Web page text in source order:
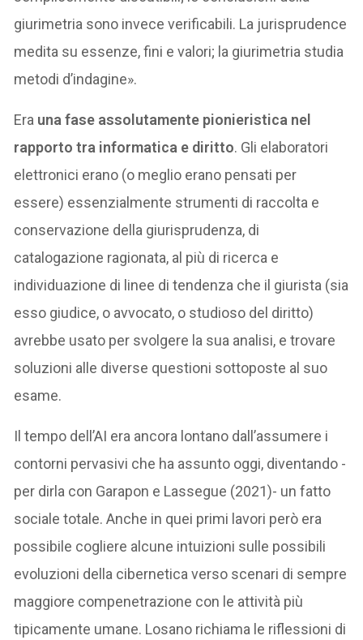
giurimetria sono invece verificabili. La jurisprudence
medita su essenze, fini e valori; la giurimetria studia
metodi d’indagine».
Era una fase assolutamente pionieristica nel
rapporto tra informatica e diritto. Gli elaboratori
elettronici erano (o meglio erano pensati per
essere) essenzialmente strumenti di raccolta e
conservazione della giurisprudenza, di
catalogazione ragionata, al più di ricerca e
individuazione di linee di tendenza che il giurista (sia
esso giudice, o avvocato, o studioso del diritto)
avrebbe usato per svolgere la sua analisi, e trovare
soluzioni alle diverse questioni sottoposte al suo
esame.
Il tempo dell’AI era ancora lontano dall’assumere i
contorni pervasivi che ha assunto oggi, diventando -
per dirla con Garapon e Lassegue (2021)- un fatto
sociale totale. Anche in quei primi lavori però era
possibile cogliere alcune intuizioni sulle possibili
evoluzioni della cibernetica verso scenari di sempre
maggiore compenetrazione con le attività più
tipicamente umane. Losano richiama le riflessioni di